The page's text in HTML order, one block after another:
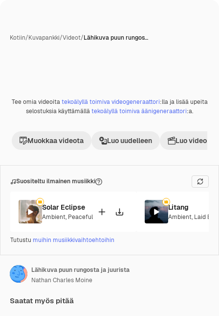
Kotiin/Kuvapankki/Videot/Lähikuva puun rungos…
Premium
Tee omia videoitatekoälyllä toimiva videogeneraattori:lla ja lisää upeita
selostuksia käyttämällätekoälyllä toimiva äänigeneraattori:a.
Muokkaa videota Luo uudelleen Luo
Suositeltu ilmainen musiikki
Solar Eclipse
Ambient, Peaceful
Litang
Ambient, Laid
Tutustu muihin musiikkivaihtoehtoihin
Lähikuva puun rungosta ja juurista
Nathan Charles Moine
Saatat myös pitää